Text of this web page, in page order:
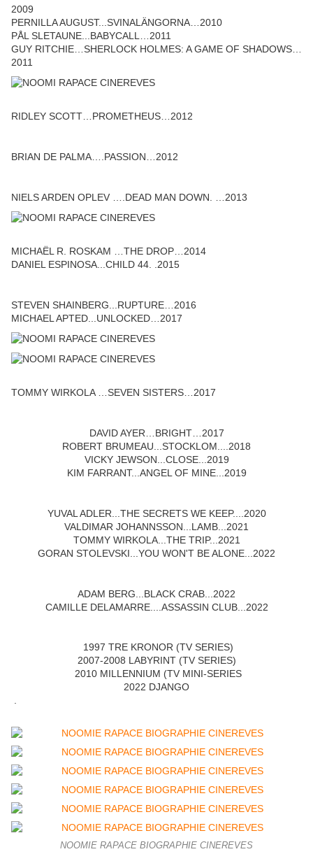
2009
PERNILLA AUGUST...SVINALÄNGORNA…2010
PÅL SLETAUNE...BABYCALL…2011
GUY RITCHIE…SHERLOCK HOLMES: A GAME OF SHADOWS…
2011
RIDLEY SCOTT…PROMETHEUS…2012
BRIAN DE PALMA….PASSION…2012
NIELS ARDEN OPLEV ….DEAD MAN DOWN. …2013
MICHAËL R. ROSKAM …THE DROP…2014
DANIEL ESPINOSA...CHILD 44. .2015
STEVEN SHAINBERG...RUPTURE…2016
MICHAEL APTED...UNLOCKED…2017
TOMMY WIRKOLA …SEVEN SISTERS…2017
DAVID AYER…BRIGHT…2017
ROBERT BRUMEAU...STOCKLOM....2018
VICKY JEWSON...CLOSE...2019
KIM FARRANT...ANGEL OF MINE...2019
YUVAL ADLER...THE SECRETS WE KEEP....2020
VALDIMAR JOHANNSSON...LAMB...2021
TOMMY WIRKOLA...THE TRIP...2021
GORAN STOLEVSKI...YOU WON'T BE ALONE...2022
ADAM BERG...BLACK CRAB...2022
CAMILLE DELAMARRE....ASSASSIN CLUB...2022
1997 TRE KRONOR (TV SERIES)
2007-2008 LABYRINT (TV SERIES)
2010 MILLENNIUM (TV MINI-SERIES
2022 DJANGO
NOOMIE RAPACE BIOGRAPHIE CINEREVES